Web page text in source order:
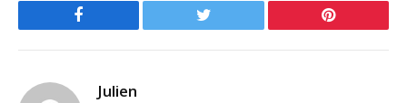
Facebook Twitter Pinterest
Julien